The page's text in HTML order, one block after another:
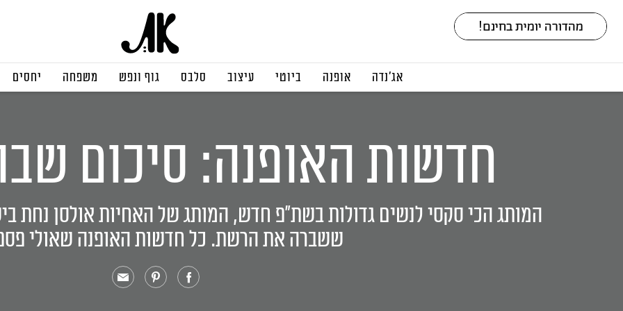
אג׳נדה אופנה ביוטי עיצוב סלבס גוף ונפש משפחה יחסים
חדשות האופנה: סיכום
המותג הכי סקסי לנשים גדולות בשת"פ חדש, המותג של האחיות אולסן נחת
ששברה את הרשת. כל חדשות האופנה שאולי